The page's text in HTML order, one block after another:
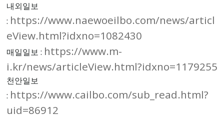
내외일보
: https://www.naewoeilbo.com/news/articl
eView.html?idxno=1082430
매일일보 : https://www.m-
i.kr/news/articleView.html?idxno=1179255
천안일보
: https://www.cailbo.com/sub_read.html?
uid=86912